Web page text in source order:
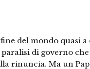
del mondo quasi
di governo
rinuncia. Ma un